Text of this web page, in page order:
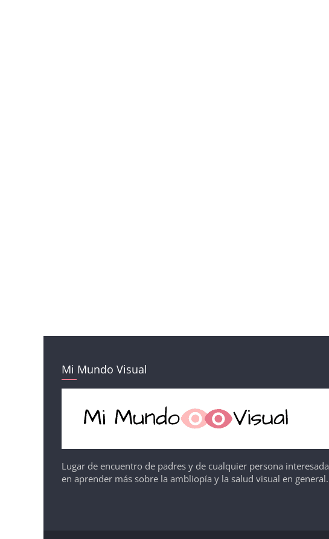
Mi Mundo Visual
Lugar de encuentro de padres y de cualquier persona interesada
en aprender más sobre la ambliopía y la salud visual en general.